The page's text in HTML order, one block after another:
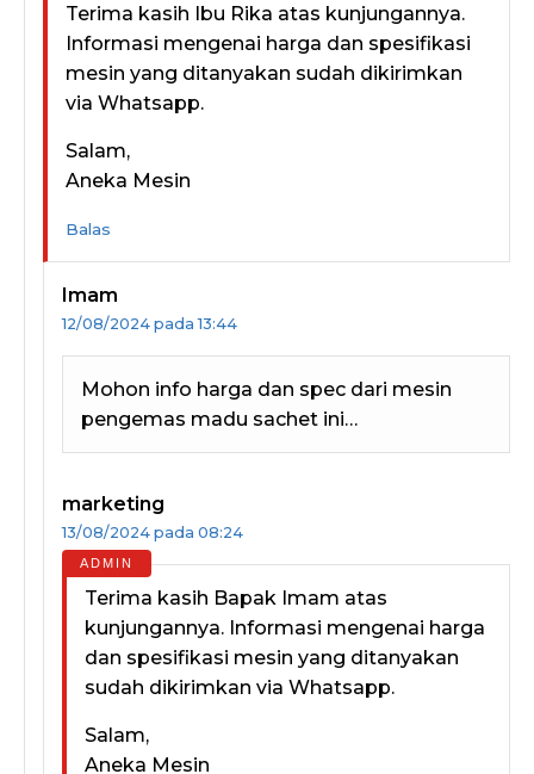
Terima kasih Ibu Rika atas kunjungannya.
Informasi mengenai harga dan spesifikasi
mesin yang ditanyakan sudah dikirimkan
via Whatsapp.
Salam,
Aneka Mesin
Balas
Imam
12/08/2024 pada 13:44
Mohon info harga dan spec dari mesin
pengemas madu sachet ini…
marketing
13/08/2024 pada 08:24
Terima kasih Bapak Imam atas
kunjungannya. Informasi mengenai harga
dan spesifikasi mesin yang ditanyakan
sudah dikirimkan via Whatsapp.
Salam,
Aneka Mesin